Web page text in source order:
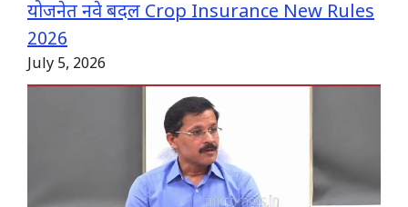
योजनेत नवे बदल Crop Insurance New Rules
2026
July 5, 2026